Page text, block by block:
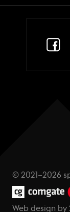
© 2021–2026
Web design by